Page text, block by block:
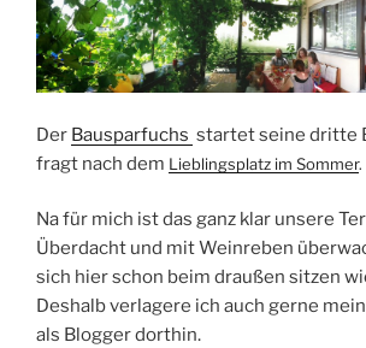
Der Bausparfuchs startet seine dritte
fragt nach dem Lieblingsplatz im Sommer.
Na für mich ist das ganz klar unsere
Überdacht und mit Weinreben
sich hier schon beim draußen sitzen
Deshalb verlagere ich auch gerne
als Blogger dorthin.